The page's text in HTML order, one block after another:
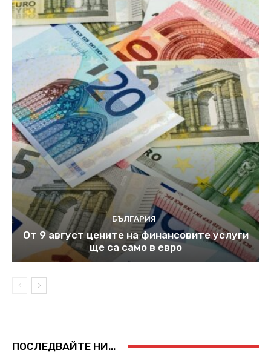
БЪЛГАРИЯ
От 9 август цените на финансовите услуги
ще са само в евро
ПОСЛЕДВАЙТЕ НИ...